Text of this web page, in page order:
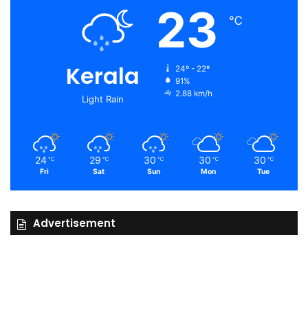
Kerala
Light Rain
23 ℃
24º - 22º
91%
2.88 km/h
24 ℃
Fri
29 ℃
Sat
30 ℃
Sun
30 ℃
Mon
30 ℃
Tue
Advertisement